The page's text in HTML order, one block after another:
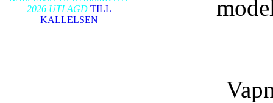
2026 UTLAGD TILL
KALLELSEN